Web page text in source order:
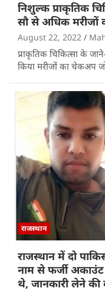
निशुल्क प्राकृतिक
सौ से अधिक
August 22, 2022
प्राकृतिक चिकित्सा के
किया मरीजों का चेकअप
राजस्थान
राजस्थान में दो
नाम से फर्जी
थे, जानकारी लेने